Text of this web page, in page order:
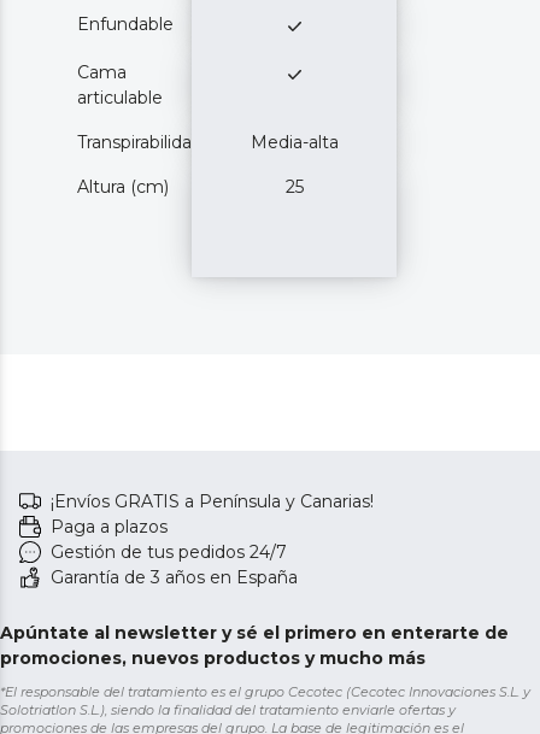
Enfundable
Cama
articulable
Transpirabilidad Media-alta
Altura (cm) 25
¡Envíos GRATIS a Península y Canarias!
Paga a plazos
Gestión de tus pedidos 24/7
Garantía de 3 años en España
Apúntate al newsletter y sé el primero en enterarte de
promociones, nuevos productos y mucho más
*El responsable del tratamiento es el grupo Cecotec (Cecotec Innovaciones S.L. y
Solotriatlon S.L.), siendo la finalidad del tratamiento enviarle ofertas y
promociones de las empresas del grupo. La base de legitimación es el